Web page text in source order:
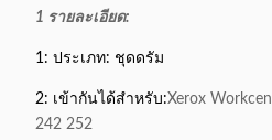
1 รายละเอียด:
1: ประเภท: ชุดดรัม
2: เข้ากันได้สำหรับ:Xerox
242 252